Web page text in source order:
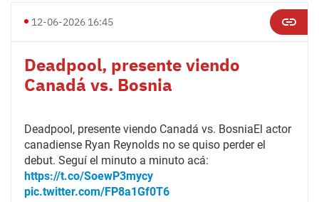
12-06-2026 16:45
Deadpool, presente viendo
Canadá vs. Bosnia
Deadpool, presente viendo Canadá vs. BosniaEl actor
canadiense Ryan Reynolds no se quiso perder el
debut. Seguí el minuto a minuto acá:
https://t.co/SoewP3mycy
pic.twitter.com/FP8a1Gf0T6